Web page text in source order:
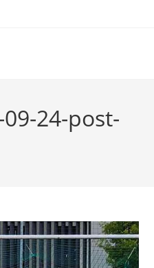
24-post-